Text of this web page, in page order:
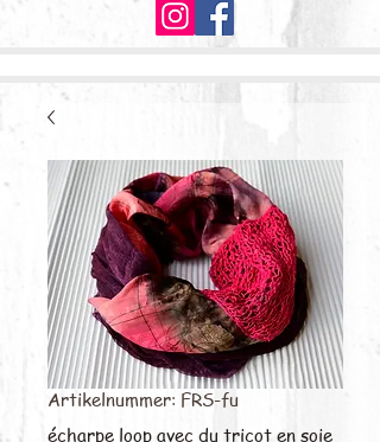
Artikelnummer: FRS-fu
écharpe loop avec du tricot en soie